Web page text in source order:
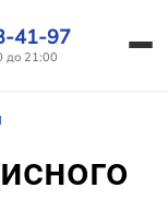
41-97
до 21:00